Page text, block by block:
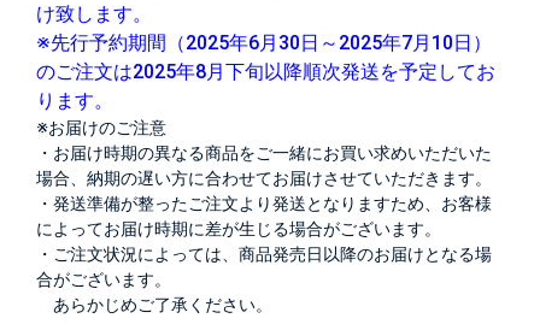
け致します。
※先行予約期間（2025年6月30日～2025年7月10日）
のご注文は2025年8月下旬以降順次発送を予定してお
ります。
※お届けのご注意
・お届け時期の異なる商品をご一緒にお買い求めいただいた
場合、納期の遅い方に合わせてお届けさせていただきます。
・発送準備が整ったご注文より発送となりますため、お客様
によってお届け時期に差が生じる場合がございます。
・ご注文状況によっては、商品発売日以降のお届けとなる場
合がございます。
あらかじめご了承ください。